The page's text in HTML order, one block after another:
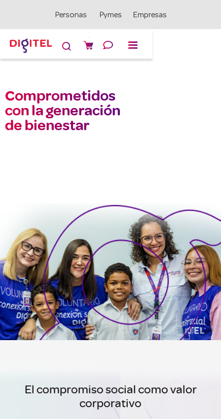
Personas Pymes Empresas

Comprometidos
con la generación
de bienestar
El compromiso social como valor
corporativo